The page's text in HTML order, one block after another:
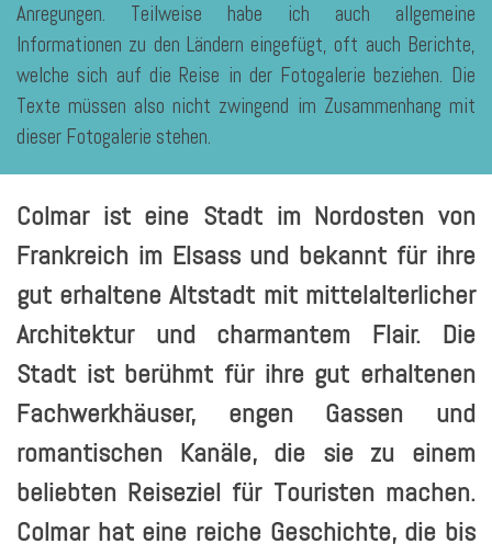
Anregungen. Teilweise habe ich auch allgemeine
Informationen zu den Ländern eingefügt, oft auch Berichte,
welche sich auf die Reise in der Fotogalerie beziehen. Die
Texte müssen also nicht zwingend im Zusammenhang mit
dieser Fotogalerie stehen.
Colmar ist eine Stadt im Nordosten von
Frankreich im Elsass und bekannt für ihre
gut erhaltene Altstadt mit mittelalterlicher
Architektur und charmantem Flair. Die
Stadt ist berühmt für ihre gut erhaltenen
Fachwerkhäuser, engen Gassen und
romantischen Kanäle, die sie zu einem
beliebten Reiseziel für Touristen machen.
Colmar hat eine reiche Geschichte, die bis